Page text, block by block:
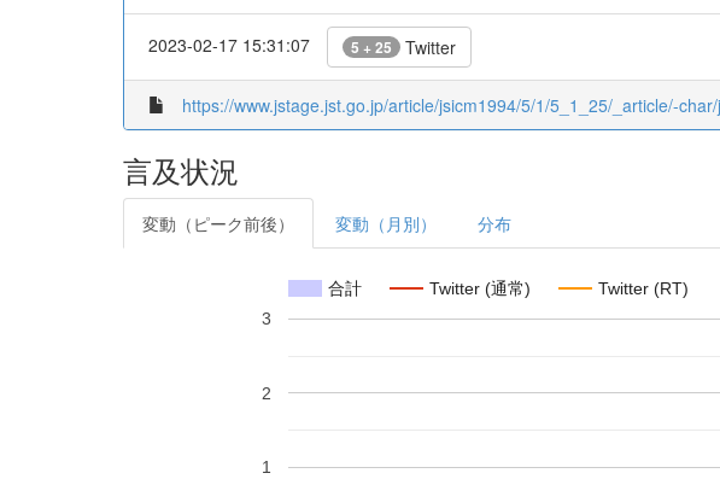
2023-02-17 15:31:07 5 + 25 Twitter
https://www.jstage.jst.go.jp/article/jsicm1994/5/1/5_1_25/_article/-
言及状況
変動（ピーク前後） 変動（月別） 分布
合計 Twitter (通常) Twitter (RT)
1
2
3